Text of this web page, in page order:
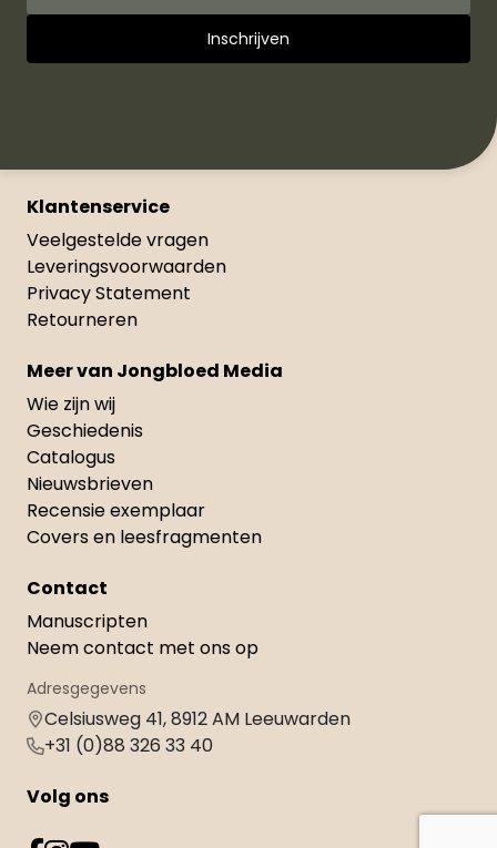
Klantenservice
Veelgestelde vragen
Leveringsvoorwaarden
Privacy Statement
Retourneren
Meer van Jongbloed Media
Wie zijn wij
Geschiedenis
Catalogus
Nieuwsbrieven
Recensie exemplaar
Covers en leesfragmenten
Contact
Manuscripten
Neem contact met ons op
Adresgegevens
Celsiusweg 41, 8912 AM Leeuwarden
+31 (0)88 326 33 40
Volg ons